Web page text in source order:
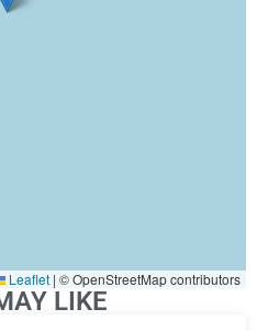
Leaflet | © OpenStreetMap contributors
LIKE